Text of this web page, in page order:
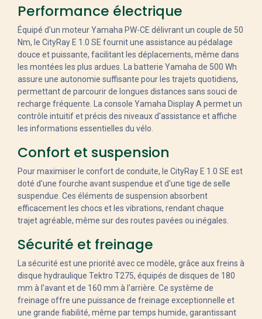
Performance électrique
Équipé d'un moteur Yamaha PW-CE délivrant un couple de 50
Nm, le CityRay E 1.0 SE fournit une assistance au pédalage
douce et puissante, facilitant les déplacements, même dans
les montées les plus ardues. La batterie Yamaha de 500 Wh
assure une autonomie suffisante pour les trajets quotidiens,
permettant de parcourir de longues distances sans souci de
recharge fréquente. La console Yamaha Display A permet un
contrôle intuitif et précis des niveaux d'assistance et affiche
les informations essentielles du vélo.
Confort et suspension
Pour maximiser le confort de conduite, le CityRay E 1.0 SE est
doté d'une fourche avant suspendue et d'une tige de selle
suspendue. Ces éléments de suspension absorbent
efficacement les chocs et les vibrations, rendant chaque
trajet agréable, même sur des routes pavées ou inégales.
Sécurité et freinage
La sécurité est une priorité avec ce modèle, grâce aux freins à
disque hydraulique Tektro T275, équipés de disques de 180
mm à l'avant et de 160 mm à l'arrière. Ce système de
freinage offre une puissance de freinage exceptionnelle et
une grande fiabilité, même par temps humide, garantissant